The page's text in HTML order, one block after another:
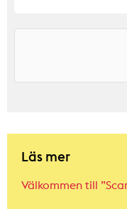
Läs mer
Välkommen till